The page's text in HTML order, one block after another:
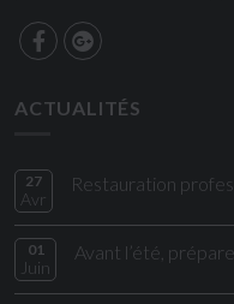
ACTUALITÉS
27
Avr
01
Juin